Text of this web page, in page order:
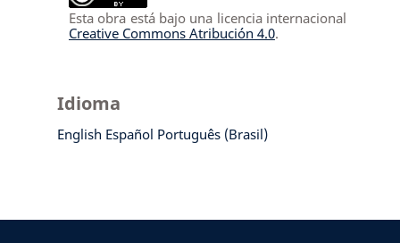
Esta obra está bajo una licencia internacional
Creative Commons Atribución 4.0.
Idioma
English Español Português (Brasil)